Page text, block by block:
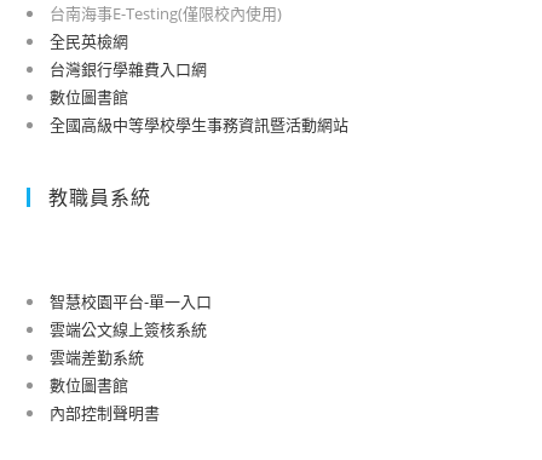
台南海事E-Testing(僅限校內使用)
全民英檢網
台灣銀行學雜費入口網
數位圖書館
全國高級中等學校學生事務資訊暨活動網站
教職員系統
智慧校園平台-單一入口
雲端公文線上簽核系統
雲端差勤系統
數位圖書館
內部控制聲明書